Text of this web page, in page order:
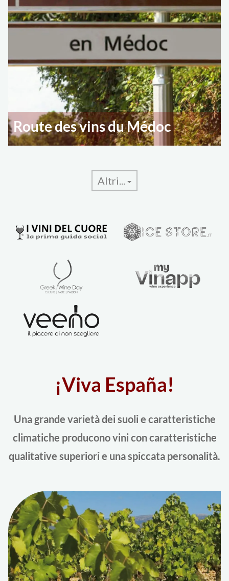
Route des vins du Médoc
Altri...
¡Viva España!
Una grande varietà dei suoli e caratteristiche
climatiche producono vini con caratteristiche
qualitative superiori e una spiccata personalità.